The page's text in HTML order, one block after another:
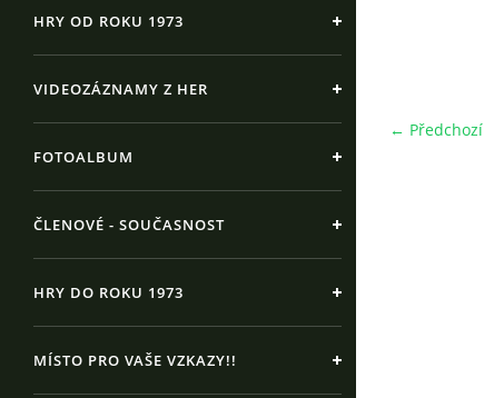
HRY OD ROKU 1973
VIDEOZÁZNAMY Z HER
FOTOALBUM
ČLENOVÉ - SOUČASNOST
HRY DO ROKU 1973
MÍSTO PRO VAŠE VZKAZY!!
← Předchozí